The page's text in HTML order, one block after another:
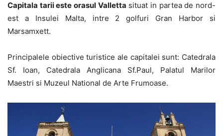
Capitala tarii este orasul Valletta situat in partea de nord-
est a Insulei Malta, intre 2 golfuri Gran Harbor si
Marsamxett.
Principalele obiective turistice ale capitalei sunt: Catedrala
Sf. Ioan, Catedrala Anglicana Sf.Paul, Palatul Marilor
Maestri si Muzeul National de Arte Frumoase.